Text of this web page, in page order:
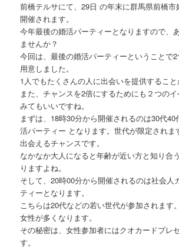
前橋テルサにて、29日 の年末に群馬県前橋
開催されます。
今年最後の婚活パーティーとなりますので、
ませんか？
今回は、最後の婚活パーティーということで
用意しました。
1人でもたくさんの人に出会いを提供すること
また、チャンスを2倍にするためにも２つの
みてもいいですね。
まずは、18時30分から開催されるのは30代
活パーティー となります。世代が限定されま
出会えるチャンスです。
なかなか大人になると年齢が近い方と知り合
りますよね。
そして、20時00分から開催されるのは社会人
ティーとなります。
こちらは20代などの若い世代が参加されます
女性が多くなります。
その秘密は、女性参加者にはクオカードプレ
す。